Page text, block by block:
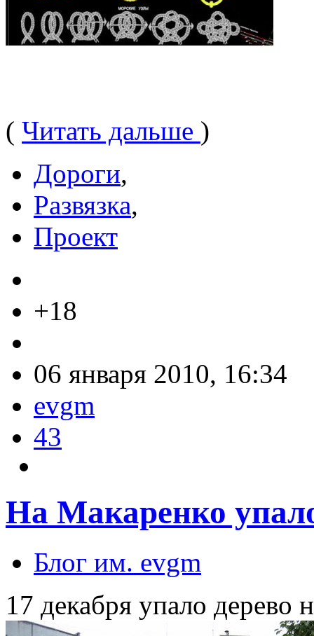
( Читать дальше )
Дороги,
Развязка,
Проект
+18
06 января 2010, 16:34
evgm
43
На Макаренко
Блог им. evgm
17 декабря упало дерево